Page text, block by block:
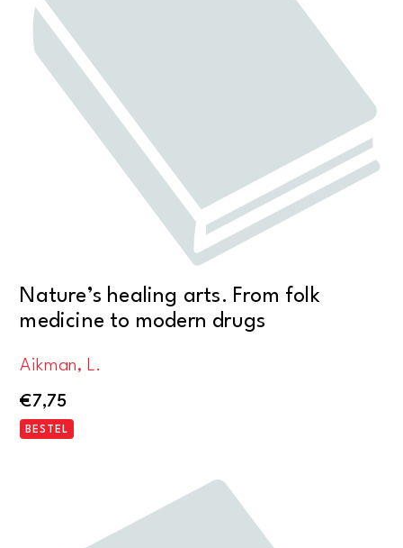
Nature’s healing arts. From folk
medicine to modern drugs
Aikman, L.
€7,75
BESTEL